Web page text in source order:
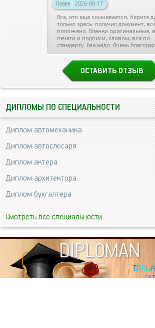
Павел | 2026-06-17
Все, кто еще сомневается, берите
только здесь: получил документ,
положено. Бланки оригинальные,
печати и подписи, словом, все по
стандарту. Как надо. Очень
ОСТАВИТЬ ОТЗЫВ
ДИПЛОМЫ ПО СПЕЦИАЛЬНОСТИ
Диплом автомеханика
Диплом автослесаря
Диплом актера
Диплом архитектора
Диплом бухгалтера
Смотреть все специальности
DIPLOMAN